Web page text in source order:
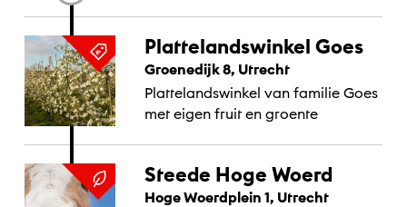
Plattelandswinkel Goes
Groenedijk 8, Utrecht
Plattelandswinkel van familie Goes
met eigen fruit en groente
Steede Hoge Woerd
Hoge Woerdplein 1, Utrecht